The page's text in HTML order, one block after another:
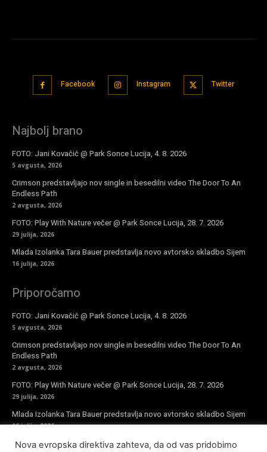
Facebook Instagram Twitter
Najbolj brano
FOTO: Jani Kovačič @ Park Sonce Lucija, 4. 8. 2026
5 avgusta, 2026
Crimson predstavljajo nov single in besedilni video The Door To An
Endless Path
2 avgusta, 2026
FOTO: Play With Nature večer @ Park Sonce Lucija, 28. 7. 2026
29 julija, 2026
Mlada Izolanka Tara Bauer predstavlja novo avtorsko skladbo Sijem
16 julija, 2026
Priporočamo
FOTO: Jani Kovačič @ Park Sonce Lucija, 4. 8. 2026
5 avgusta, 2026
Crimson predstavljajo nov single in besedilni video The Door To An
Endless Path
2 avgusta, 2026
FOTO: Play With Nature večer @ Park Sonce Lucija, 28. 7. 2026
29 julija, 2026
Mlada Izolanka Tara Bauer predstavlja novo avtorsko skladbo Sijem
16 julija, 2026
Nova evropska direktiva zahteva, da od vas pridobimo